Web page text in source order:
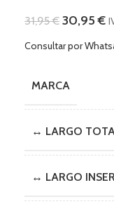
31,95€ 30,95€
Consultar por
MARCA
↔ LARGO
↔ LARGO